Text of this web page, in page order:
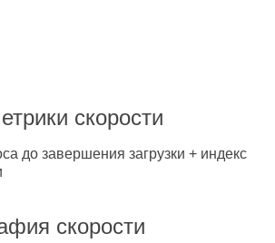
скорости
до завершения загрузки + индекс
скорости